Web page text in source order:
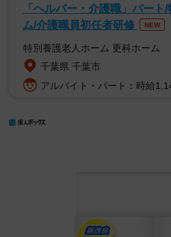
「ヘルパー・介護職」パート
ム/介護職員初任者研修
NEW
特別養護老人ホーム 更科ホーム
千葉県 千葉市
アルバイト・パート：時給